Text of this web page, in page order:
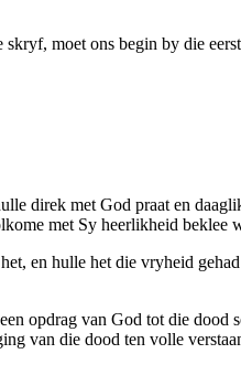
moet ons begin by die
direk met God praat en
met Sy heerlikheid beklee
en hulle het die vryheid
opdrag van God tot die
van die dood ten volle